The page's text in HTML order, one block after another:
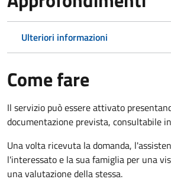
Ulteriori informazioni
Come fare
Il servizio può essere attivato
documentazione prevista, consultabile
Una volta ricevuta la domanda,
l'interessato e la sua famiglia per una
una valutazione della stessa.